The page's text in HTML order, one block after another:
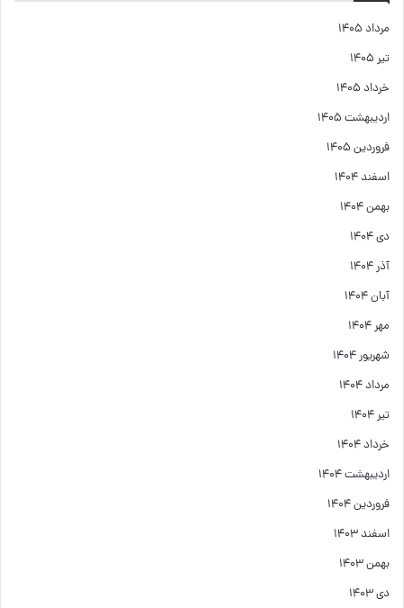
مرداد ۱۴۰۵
تیر ۱۴۰۵
خرداد ۱۴۰۵
اردیبهشت ۱۴۰۵
فروردین ۱۴۰۵
اسفند ۱۴۰۴
بهمن ۱۴۰۴
دی ۱۴۰۴
آذر ۱۴۰۴
آبان ۱۴۰۴
مهر ۱۴۰۴
شهریور ۱۴۰۴
مرداد ۱۴۰۴
تیر ۱۴۰۴
خرداد ۱۴۰۴
اردیبهشت ۱۴۰۴
فروردین ۱۴۰۴
اسفند ۱۴۰۳
بهمن ۱۴۰۳
دی ۱۴۰۳